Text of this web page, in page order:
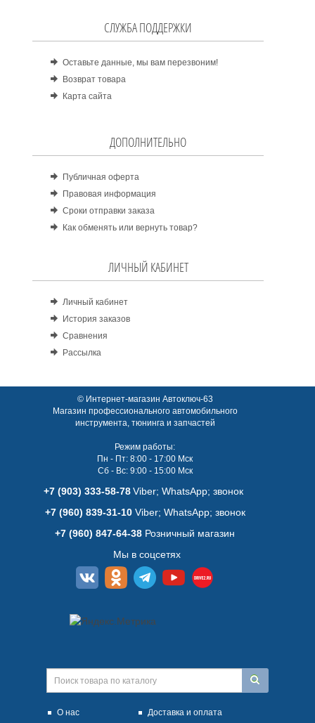
СЛУЖБА ПОДДЕРЖКИ
Оставьте данные, мы вам перезвоним!
Возврат товара
Карта сайта
ДОПОЛНИТЕЛЬНО
Публичная оферта
Правовая информация
Сроки отправки заказа
Как обменять или вернуть товар?
ЛИЧНЫЙ КАБИНЕТ
Личный кабинет
История заказов
Сравнения
Рассылка
© Интернет-магазин Автоключ-63
Магазин профессионального автомобильного
инструмента, тюнинга и запчастей
Режим работы:
Пн - Пт: 8:00 - 17:00 Мск
Сб - Вс: 9:00 - 15:00 Мск
+7 (903) 333-58-78 Viber; WhatsАpp; звонок
+7 (960) 839-31-10Viber; WhatsАpp; звонок
+7 (960) 847-64-38 Розничный магазин
Мы в соцсетях
О нас Доставка и оплата